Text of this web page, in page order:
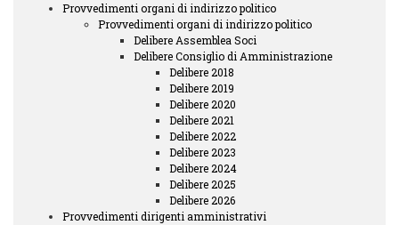
Trasparenza
Provvedimenti organi di indirizzo politico
Provvedimenti organi di indirizzo politico
Delibere Assemblea Soci
Delibere Consiglio di Amministrazione
Delibere 2018
Delibere 2019
Delibere 2020
Delibere 2021
Delibere 2022
Delibere 2023
Delibere 2024
Delibere 2025
Delibere 2026
Provvedimenti dirigenti amministrativi